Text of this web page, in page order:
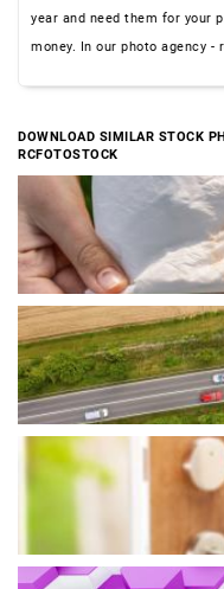
year and need them for your
money. In our photo agency -
DOWNLOAD SIMILAR STOCK
RCFOTOSTOCK